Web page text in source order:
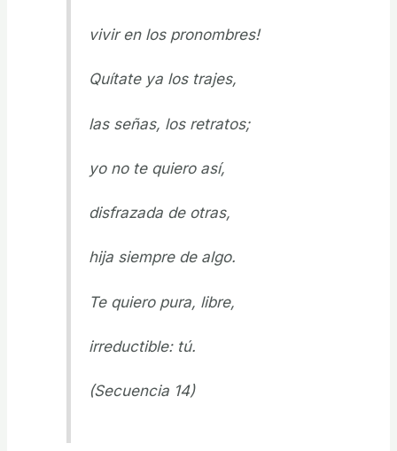
vivir en los pronombres!
Quítate ya los trajes,
las señas, los retratos;
yo no te quiero así,
disfrazada de otras,
hija siempre de algo.
Te quiero pura, libre,
irreductible: tú.
(Secuencia 14)